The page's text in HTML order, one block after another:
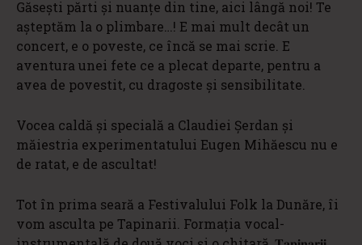
Găsești părti și nuanțe din tine, aici lângă noi! Te
așteptăm la o plimbare…! E mai mult decât un
concert, e o poveste, ce încă se mai scrie. E
aventura unei fete ce a plecat departe, pentru a
avea de povestit, cu dragoste și sensibilitate.
Vocea caldă și specială a Claudiei Șerdan și
măiestria experimentatului Eugen Mihăescu nu e
de ratat, e de ascultat!
Tot în prima seară a Festivalului Folk la Dunăre, îi
vom asculta pe Tapinarii. Formația vocal-